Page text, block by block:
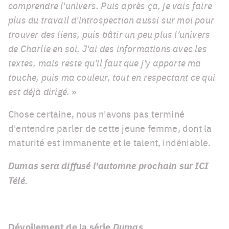
comprendre l'univers. Puis après ça, je vais faire
plus du travail d'introspection aussi sur moi pour
trouver des liens, puis bâtir un peu plus l'univers
de Charlie en soi. J'ai des informations avec les
textes, mais reste qu'il faut que j'y apporte ma
touche, puis ma couleur, tout en respectant ce qui
est déjà dirigé. »
Chose certaine, nous n'avons pas terminé
d'entendre parler de cette jeune femme, dont la
maturité est immanente et le talent, indéniable.
Dumas sera diffusé l'automne prochain sur ICI
Télé.